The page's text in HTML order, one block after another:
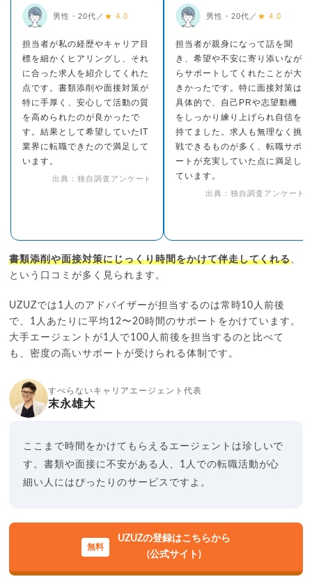
男性・20代／ ★ 4.0
担当者が私の経歴やキャリア目
標を細かくヒアリングし、それ
に合った求人を紹介してくれた
点です。書類添削や面接対策が
特に手厚く、安心して活動の質
を高められたのが良かったで
す。結果として希望していたIT
業界に転職できたので満足して
います。
出典：独自調査アンケート
男性・20代／ ★ 4.0
担当者が親身になって話を聞
き、希望や不安に寄り添いなが
らサポートしてくれたことが大
きかったです。特に面接対策は
具体的で、自己PRや志望動機
をしっかり練り上げられ自信を
持てました。求人も無理なく挑
戦できるものが多く、転職サポ
ートが充実していた点に満足し
ています。
出典：独自調査アンケート
書類添削や面接対策にじっくり時間をかけて伴走してくれる、
という口コミが多く見られます。
UZUZでは1人のアドバイザーが担当するのは常時10人前後
で、1人あたりに平均12〜20時間のサポートをかけています。
大手エージェントが1人で100人前後を担当するのと比べて
も、密度の高いサポートが受けられる体制です。
すべらないキャリアエージェント代表
末永雄大
ここまで時間をかけてもらえるエージェントは珍しいで
す。書類や面接に不安がある人、1人での転職活動が心
細い人にはぴったりのサービスですよ。
UZUZの登録はこちらから
(公式サイト)